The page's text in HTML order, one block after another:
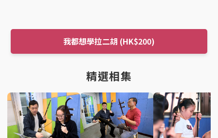
我都想學拉二胡 (HK$200)
精選相集